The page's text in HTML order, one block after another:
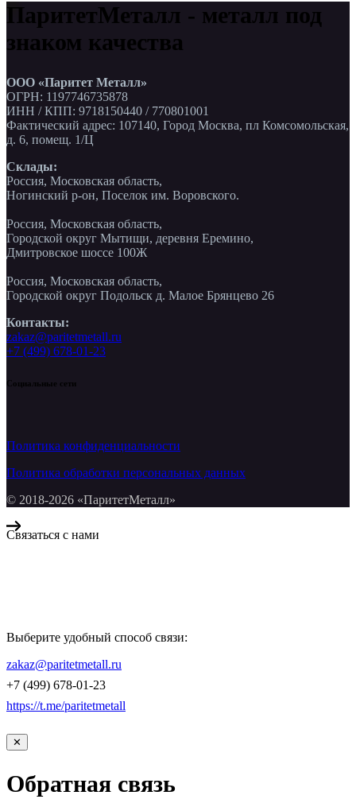
ПаритетМеталл - металл под
знаком качества
ООО «Паритет Металл»
ОГРН: 1197746735878
ИНН / КПП: 9718150440 / 770801001
Фактический адрес: 107140, Город Москва, пл Комсомольская,
д. 6, помещ. 1/Ц
Склады:
Россия, Московская область,
Ногинский р-он, Поселок им. Воровского.
Россия, Московская область,
Городской округ Мытищи, деревня Еремино,
Дмитровское шоссе 100Ж
Россия, Московская область,
Городской округ Подольск д. Малое Брянцево 26
Контакты:
zakaz@paritetmetall.ru
+7 (499) 678-01-23
Социальные сети
Политика конфиденциальности
Политика обработки персональных данных
© 2018-2026 «ПаритетМеталл»
Связаться с нами
Выберите удобный способ связи:
zakaz@paritetmetall.ru
+7 (499) 678-01-23
https://t.me/paritetmetall
✕
Обратная связь